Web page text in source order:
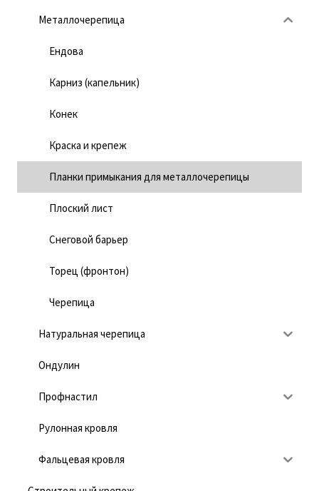
Металлочерепица
Ендова
Карниз (капельник)
Конек
Краска и крепеж
Планки примыкания для металлочерепицы
Плоский лист
Снеговой барьер
Торец (фронтон)
Черепица
Натуральная черепица
Ондулин
Профнастил
Рулонная кровля
Фальцевая кровля